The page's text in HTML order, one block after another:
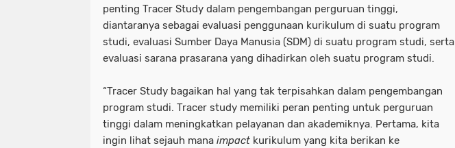
penting Tracer Study dalam pengembangan perguruan tinggi,
diantaranya sebagai evaluasi penggunaan kurikulum di suatu program
studi, evaluasi Sumber Daya Manusia (SDM) di suatu program studi, serta
evaluasi sarana prasarana yang dihadirkan oleh suatu program studi.
“Tracer Study bagaikan hal yang tak terpisahkan dalam pengembangan
program studi. Tracer study memiliki peran penting untuk perguruan
tinggi dalam meningkatkan pelayanan dan akademiknya. Pertama, kita
ingin lihat sejauh mana impact kurikulum yang kita berikan ke